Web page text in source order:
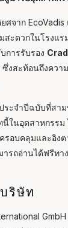
ศจาก
ะดวกในโรงแร
ารรับรอง
ซึ่งสะท้อนถึงควา
ระจำปีฉบับที่สา
นี้ในอุตสาหกรรม
รอบคลุมและอิง
ารถอ่านได้ฟรีทา
ริษัท
GmbH